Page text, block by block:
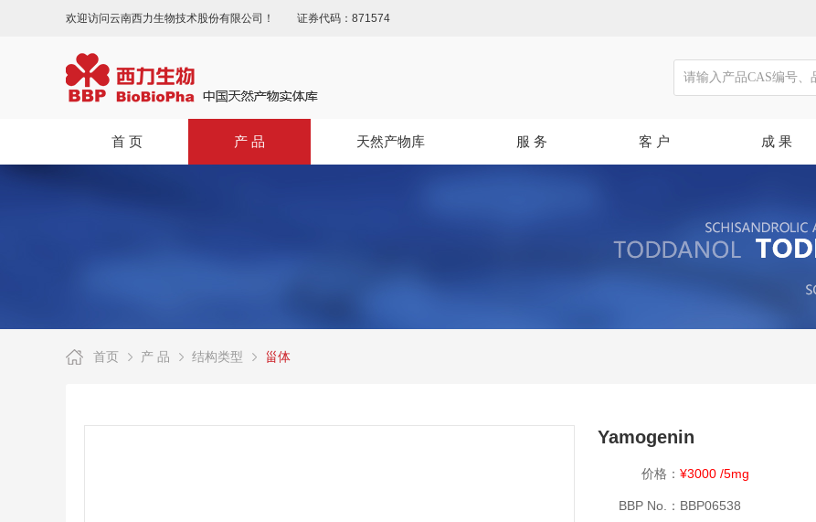
欢迎访问云南西力生物技术股份有限公司！ 证券代码：871574
首 页 产 品 天然产物库 服 务 客 户 成 果
首页 产 品 结构类型 甾体
Yamogenin
价格： ¥3000 /5mg
BBP No.： BBP06538